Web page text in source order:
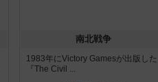
南北戦争
1983年にVictory Gamesが出版した
『The Civil ...